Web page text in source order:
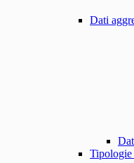
Dati
Tipologie